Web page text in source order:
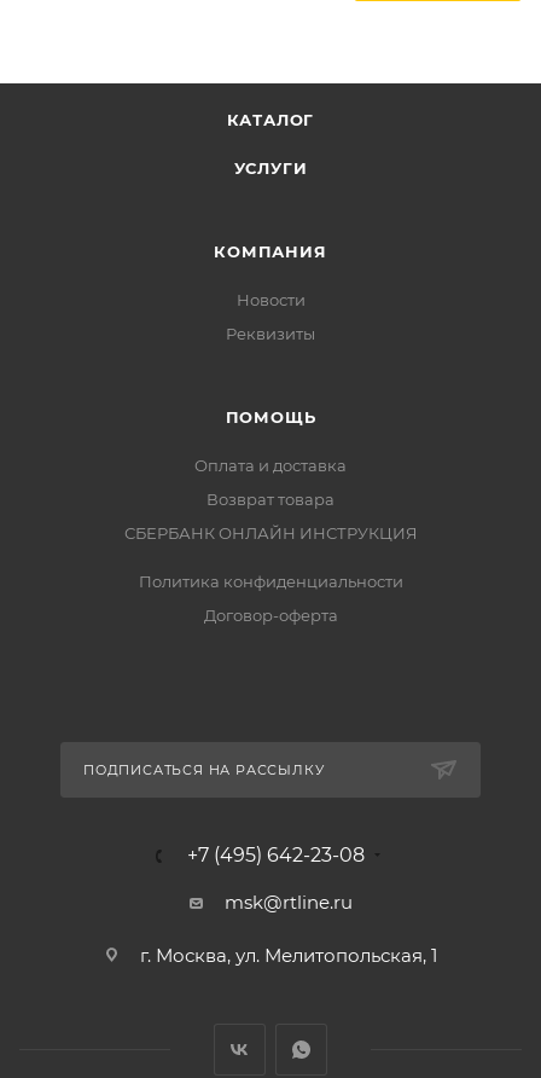
КАТАЛОГ
УСЛУГИ
КОМПАНИЯ
Новости
Реквизиты
ПОМОЩЬ
Оплата и доставка
Возврат товара
СБЕРБАНК ОНЛАЙН ИНСТРУКЦИЯ
Политика конфиденциальности
Договор-оферта
ПОДПИСАТЬСЯ НА РАССЫЛКУ
+7 (495) 642-23-08
msk@rtline.ru
г. Москва, ул. Мелитопольская, 1